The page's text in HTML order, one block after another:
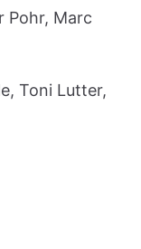
Pohr, Marc
Toni Lutter,